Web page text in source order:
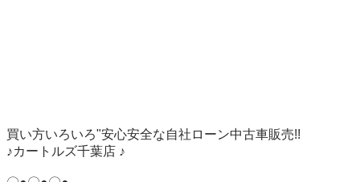
買い方いろいろ"安心安全な自社ローン中古車販売!!
♪カートルズ千葉店 ♪